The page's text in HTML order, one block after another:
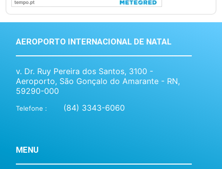
AEROPORTO INTERNACIONAL DE NATAL
v. Dr. Ruy Pereira dos Santos, 3100 -
Aeroporto, São Gonçalo do Amarante - RN,
59290-000
Telefone : (84) 3343-6060
MENU